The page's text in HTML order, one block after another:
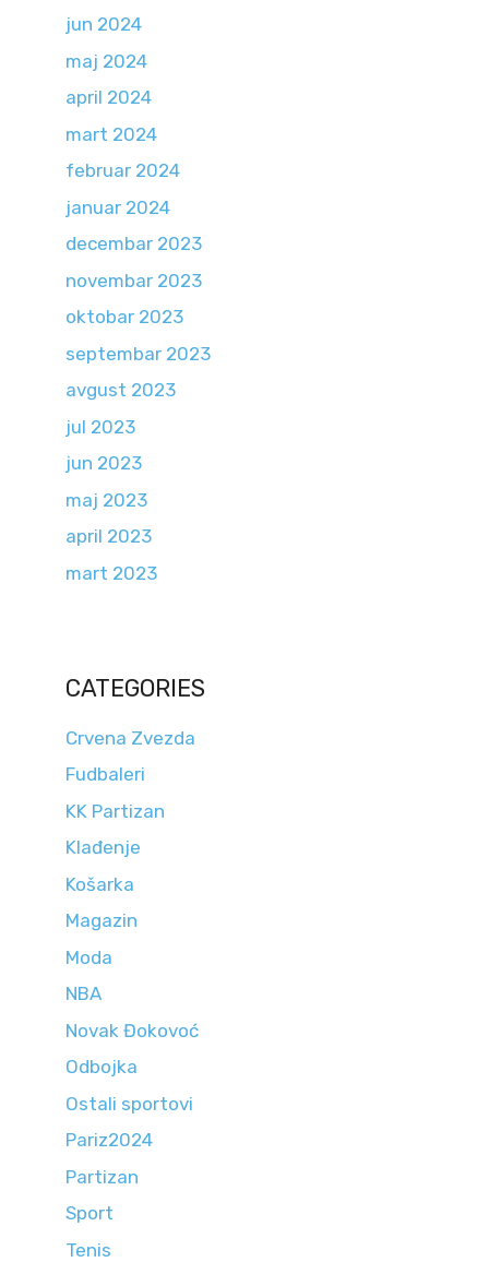
jun 2024
maj 2024
april 2024
mart 2024
februar 2024
januar 2024
decembar 2023
novembar 2023
oktobar 2023
septembar 2023
avgust 2023
jul 2023
jun 2023
maj 2023
april 2023
mart 2023
CATEGORIES
Crvena Zvezda
Fudbaleri
KK Partizan
Klađenje
Košarka
Magazin
Moda
NBA
Novak Đokovoć
Odbojka
Ostali sportovi
Pariz2024
Partizan
Sport
Tenis